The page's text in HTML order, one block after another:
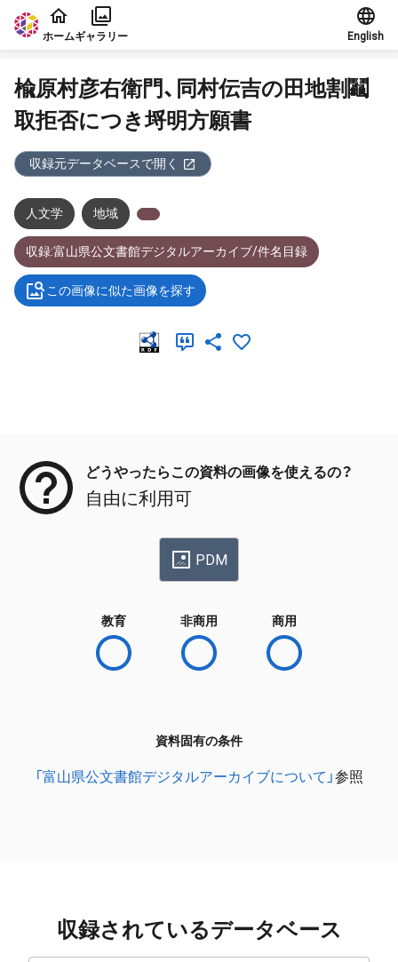
本文に飛ぶ
ホームギャラリー English
楡原村彦右衛門、同村伝吉の田地割鬮
取拒否につき埒明方願書
収録元データベースで開く
人文学 地域
収録:富山県公文書館デジタルアーカイブ/件名目録
この画像に似た画像を探す
どうやったらこの資料の画像を使えるの？
自由に利用可
PDM
教育 非商用 商用
資料固有の条件
「富山県公文書館デジタルアーカイブについて」参照
収録されているデータベース